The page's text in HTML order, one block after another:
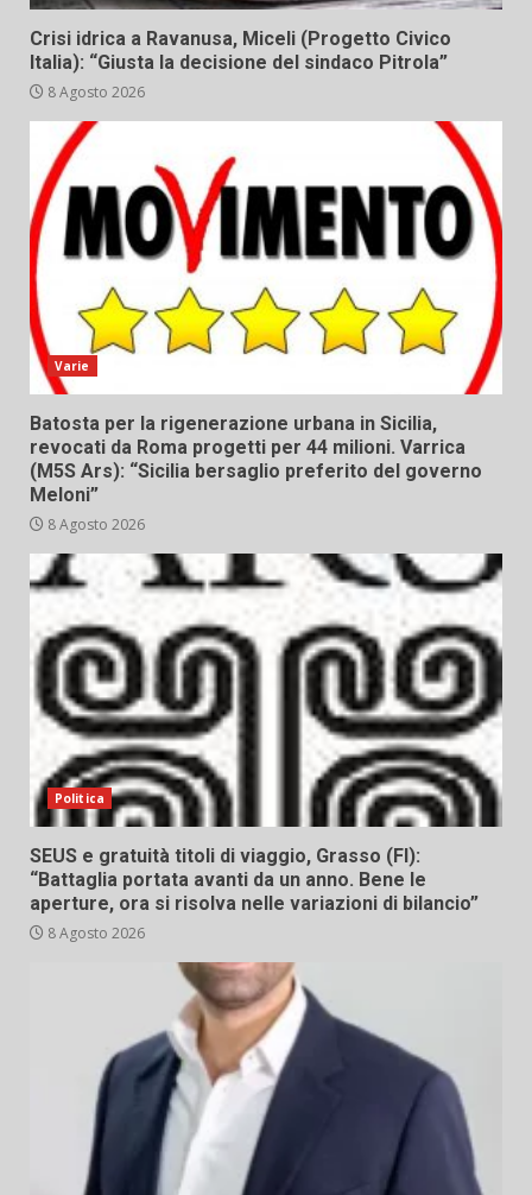
Crisi idrica a Ravanusa, Miceli (Progetto Civico
Italia): “Giusta la decisione del sindaco Pitrola”
8 Agosto 2026
Varie
Batosta per la rigenerazione urbana in Sicilia,
revocati da Roma progetti per 44 milioni. Varrica
(M5S Ars): “Sicilia bersaglio preferito del governo
Meloni”
8 Agosto 2026
Politica
SEUS e gratuità titoli di viaggio, Grasso (FI):
“Battaglia portata avanti da un anno. Bene le
aperture, ora si risolva nelle variazioni di bilancio”
8 Agosto 2026